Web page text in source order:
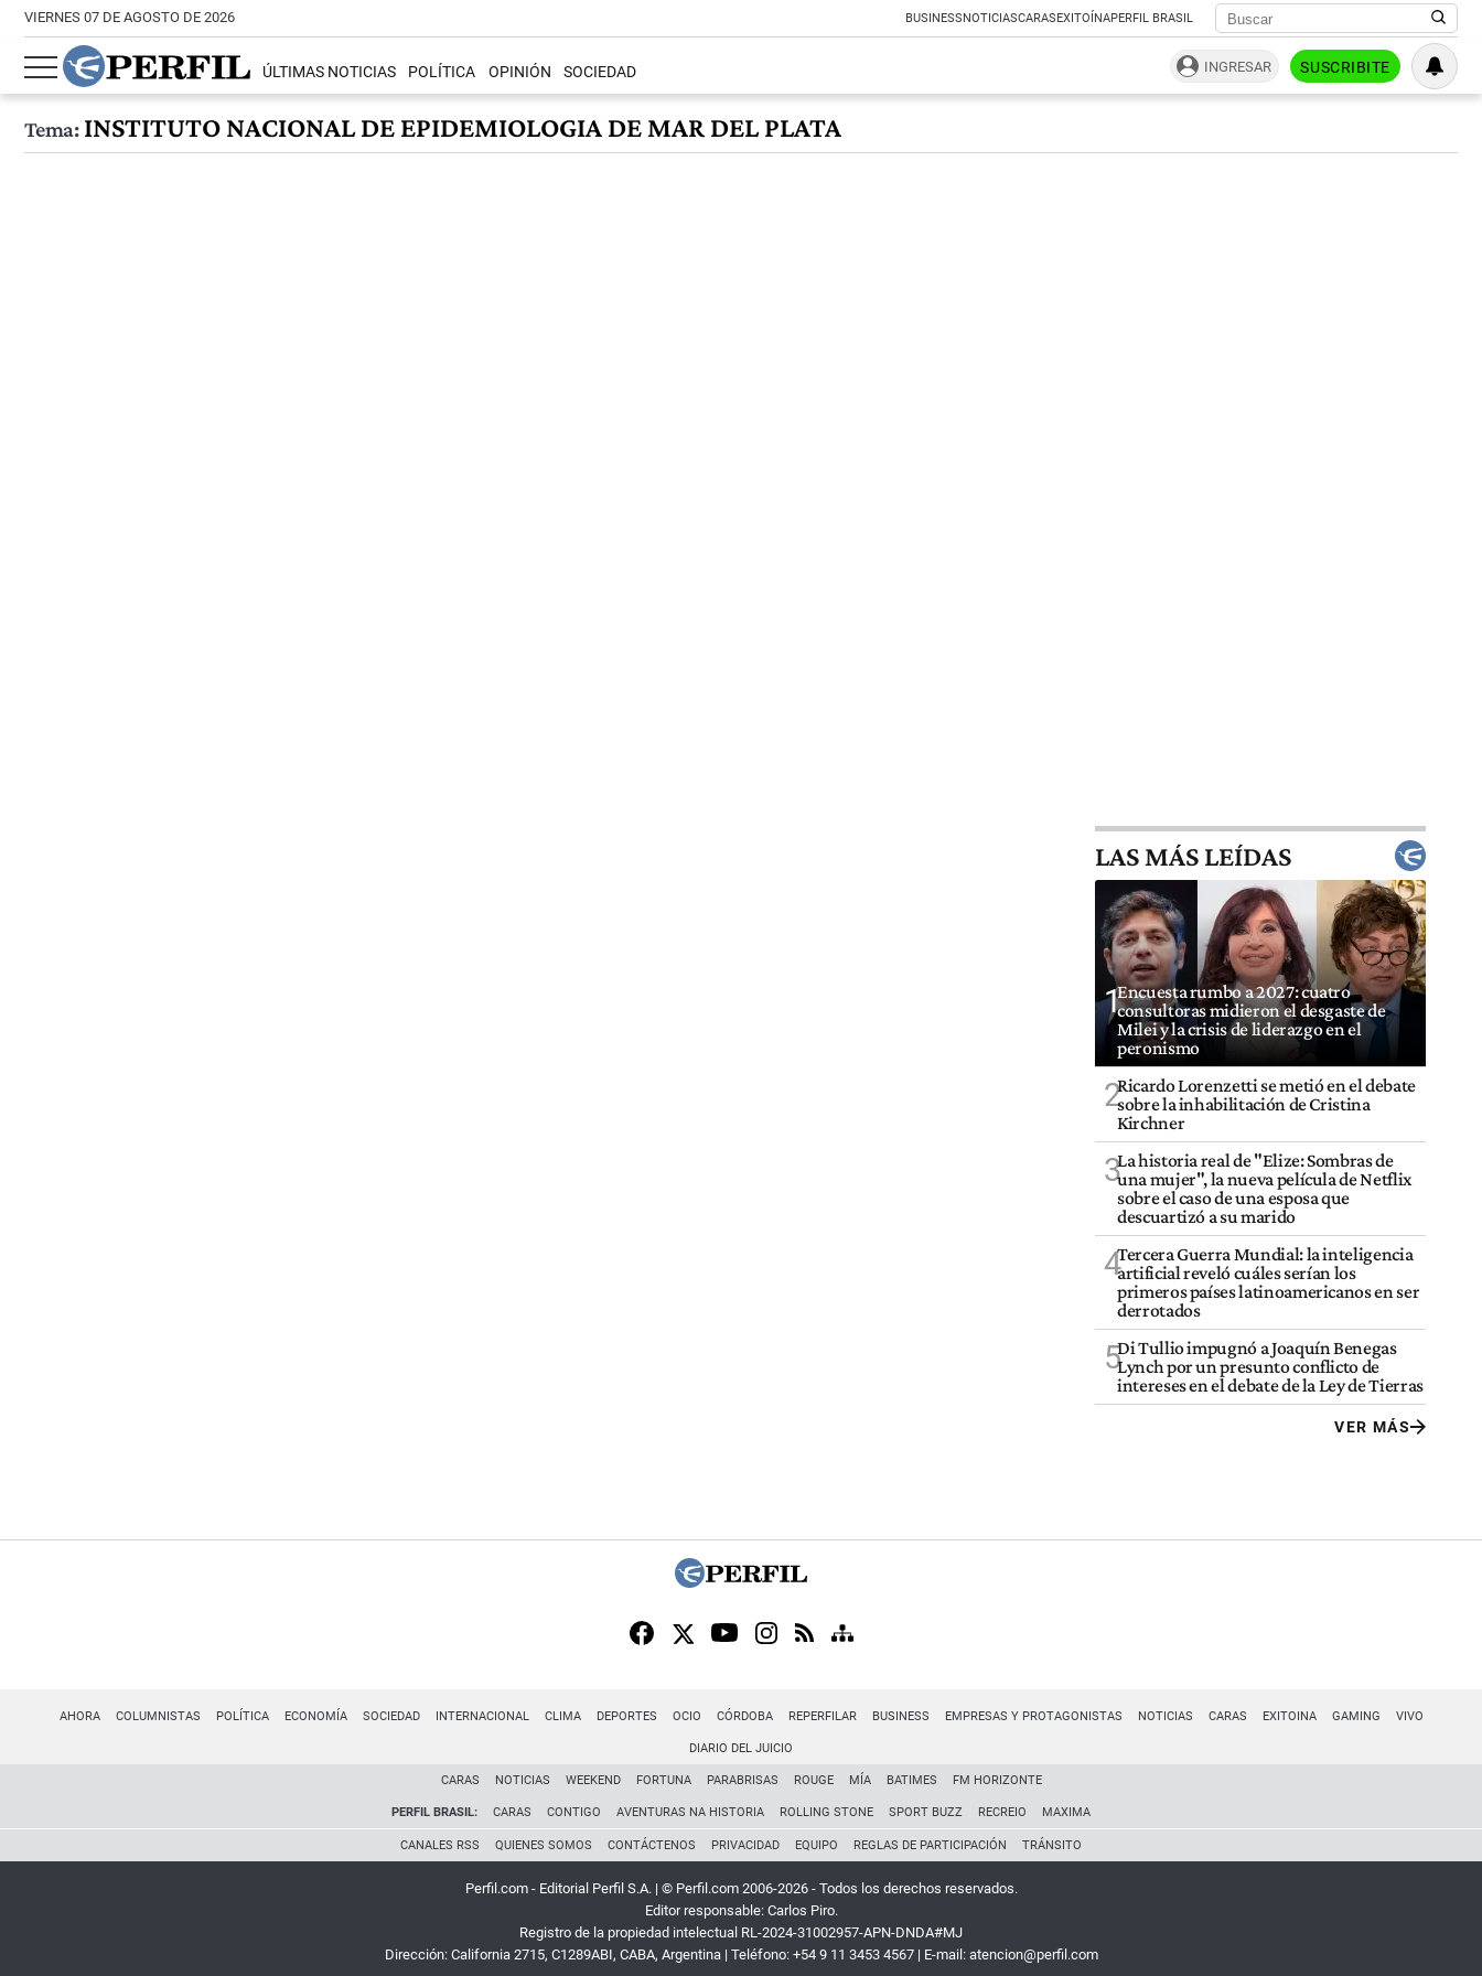
VIERNES 07 DE AGOSTO DE 2026 BUSINESSNOTICIASCARASEXITOÍNAPERFIL BRASIL
ÚLTIMAS NOTICIAS POLÍTICA OPINIÓN SOCIEDAD INGRESAR SUSCRIBITE
Tema:INSTITUTO NACIONAL DE EPIDEMIOLOGIA DE MAR DEL PLATA
LAS MÁS LEÍDAS
1Encuesta rumbo a 2027: cuatro
consultoras midieron el desgaste de
Milei y la crisis de liderazgo en el
peronismo
2Ricardo Lorenzetti se metió en el debate
sobre la inhabilitación de Cristina
Kirchner
3La historia real de "Elize: Sombras de
una mujer", la nueva película de Netflix
sobre el caso de una esposa que
descuartizó a su marido
4Tercera Guerra Mundial: la inteligencia
artificial reveló cuáles serían los
primeros países latinoamericanos en ser
derrotados
5Di Tullio impugnó a Joaquín Benegas
Lynch por un presunto conflicto de
intereses en el debate de la Ley de Tierras
VER MÁS
AHORA COLUMNISTAS POLÍTICA ECONOMÍA SOCIEDAD INTERNACIONAL CLIMA DEPORTES OCIO CÓRDOBA REPERFILAR BUSINESS EMPRESAS Y PROTAGONISTAS NOTICIAS CARAS EXITOINA GAMING VIVO
DIARIO DEL JUICIO
CARAS NOTICIAS WEEKEND FORTUNA PARABRISAS ROUGE MÍA BATIMES FM HORIZONTE
PERFIL BRASIL: CARAS CONTIGO AVENTURAS NA HISTORIA ROLLING STONE SPORT BUZZ RECREIO MAXIMA
CANALES RSS QUIENES SOMOS CONTÁCTENOS PRIVACIDAD EQUIPO REGLAS DE PARTICIPACIÓN TRÁNSITO
Perfil.com - Editorial Perfil S.A. | © Perfil.com 2006-2026 - Todos los derechos reservados.
Editor responsable: Carlos Piro.
Registro de la propiedad intelectual RL-2024-31002957-APN-DNDA#MJ
Dirección: California 2715, C1289ABI, CABA, Argentina| Teléfono: +54 9 11 3453 4567| E-mail: atencion@perfil.com